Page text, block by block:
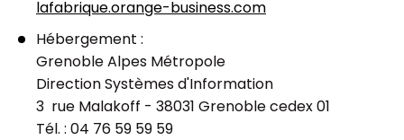
lafabrique.orange-business.com
Hébergement :
Grenoble Alpes Métropole
Direction Systèmes d'Information
3 rue Malakoff - 38031 Grenoble cedex 01
Tél. : 04 76 59 59 59